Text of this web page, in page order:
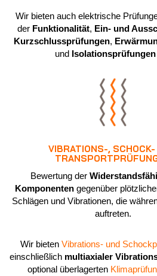
Wir bieten auch elektrische
der Funktionalität, Ein- und
Kurzschlussprüfungen,
und Isolationsprüfungen
VIBRATIONS-, SCHOCK-
Bewertung der
Komponentengegenüber
Schlägen und Vibrationen, die
auftreten.
Wir bieten Vibrations- und
einschließlich multiaxialer
optional überlagerten